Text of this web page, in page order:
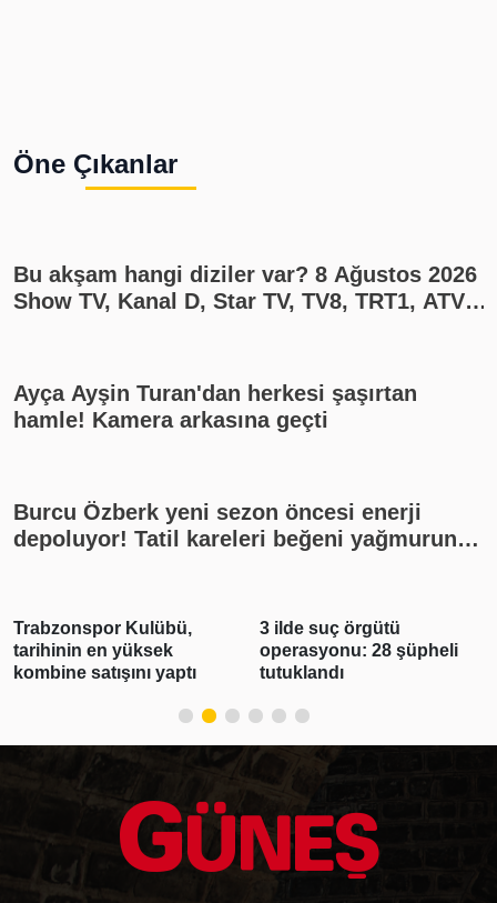
Öne Çıkanlar
Bu akşam hangi diziler var? 8 Ağustos 2026
Show TV, Kanal D, Star TV, TV8, TRT1, ATV
Ayça Ayşin Turan'dan herkesi şaşırtan
hamle! Kamera arkasına geçti
Burcu Özberk yeni sezon öncesi enerji
depoluyor! Tatil kareleri beğeni yağmuruna
3 ilde suç örgütü
operasyonu: 28 şüpheli
tutuklandı
Altın ve Euro yükseldi
dolar ise geriledi